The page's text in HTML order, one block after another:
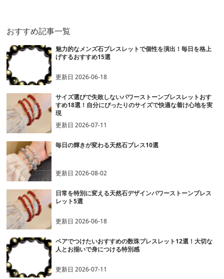
おすすめ記事一覧
魅力的なメンズ石ブレスレットで個性を演出！毎日を格上
げするおすすめ15選
更新日2026-06-18
サイズ選びで失敗しないパワーストーンブレスレットおす
すめ18選！自分にぴったりのサイズで快適な着け心地を実
現
更新日2026-07-11
毎日の輝きが変わる天然石ブレス10選
更新日2026-08-02
日常を特別に変える天然石デザインパワーストーンブレス
レット5選
更新日2026-06-18
ペアでつけたいおすすめの数珠ブレスレット12選！大切な
人とお揃いで身につける特別感
更新日2026-07-11